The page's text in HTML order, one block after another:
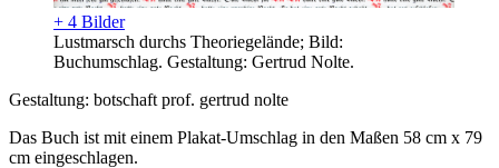
+ 4 Bilder
Lustmarsch durchs Theoriegelände; Bild:
Buchumschlag. Gestaltung: Gertrud Nolte.
Gestaltung: botschaft prof. gertrud nolte
Das Buch ist mit einem Plakat-Umschlag in den Maßen 58 cm x 79
cm eingeschlagen.